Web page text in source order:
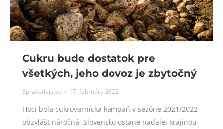
Cukru bude dostatok pre
všetkých, jeho dovoz je zbytočný
Spravodajstvo 17. februára 2022
Hoci bola cukrovarnícka kampaň v sezóne 2021/2022
obzvlášť náročná, Slovensko ostane naďalej krajinou